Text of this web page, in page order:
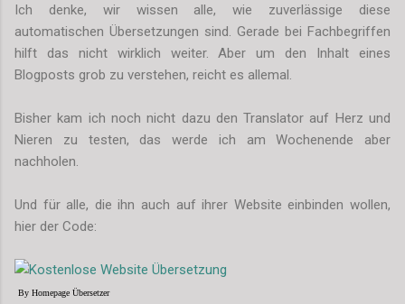
Ich denke, wir wissen alle, wie zuverlässige diese
automatischen Übersetzungen sind. Gerade bei Fachbegriffen
hilft das nicht wirklich weiter. Aber um den Inhalt eines
Blogposts grob zu verstehen, reicht es allemal.
Bisher kam ich noch nicht dazu den Translator auf Herz und
Nieren zu testen, das werde ich am Wochenende aber
nachholen.
Und für alle, die ihn auch auf ihrer Website einbinden wollen,
hier der Code:
By Homepage Übersetzer